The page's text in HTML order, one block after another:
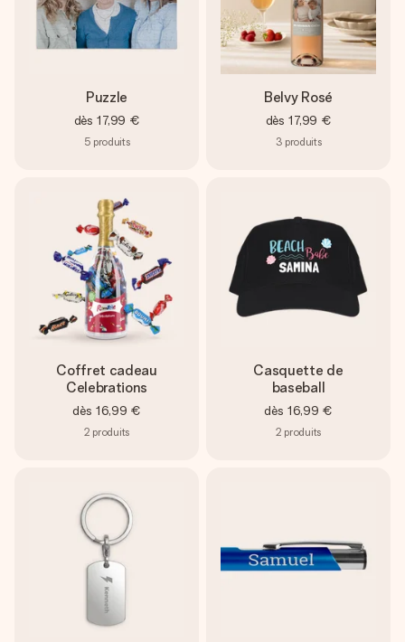
Puzzle
dès 17,99 €
5 produits
Belvy Rosé
dès 17,99 €
3 produits
Coffret cadeau
Celebrations
dès 16,99 €
2 produits
Casquette de
baseball
dès 16,99 €
2 produits